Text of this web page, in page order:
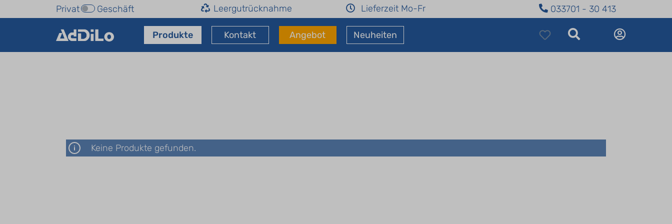
Privat Geschäft Leergutrücknahme Lieferzeit Mo-Fr 033701 - 30 413
Produkte Kontakt Angebot Neuheiten
Keine Produkte gefunden.